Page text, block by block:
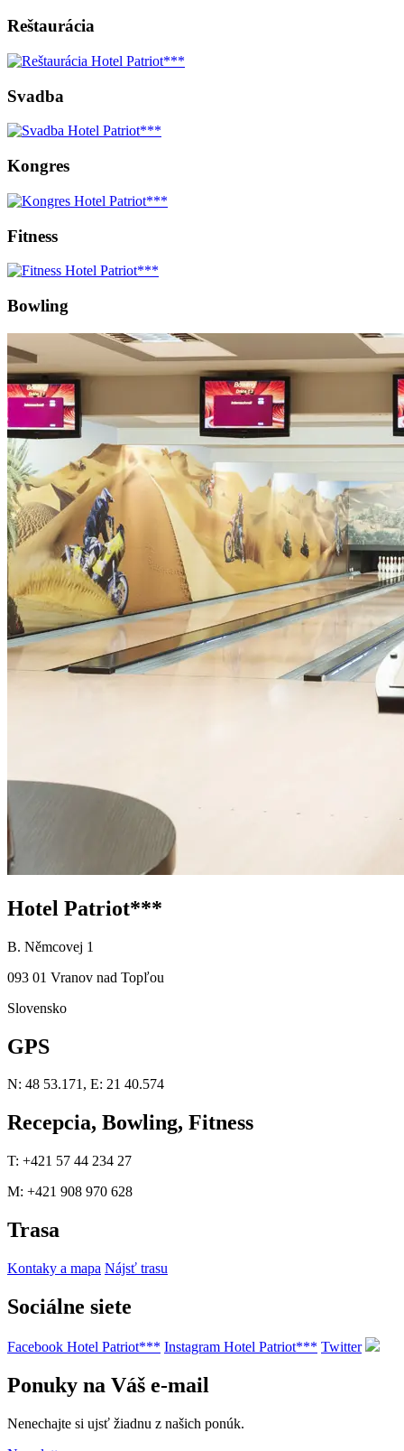
Reštaurácia
Svadba
Kongres
Fitness
Bowling
Hotel Patriot***
B. Němcovej 1
093 01 Vranov nad Topľou
Slovensko
GPS
N: 48 53.171, E: 21 40.574
Recepcia, Bowling, Fitness
T: +421 57 44 234 27
M: +421 908 970 628
Trasa
Kontaky a mapa Nájsť trasu
Sociálne siete
Facebook Hotel Patriot*** Instagram Hotel Patriot*** Twitter
Ponuky na Váš e-mail
Nenechajte si ujsť žiadnu z našich ponúk.